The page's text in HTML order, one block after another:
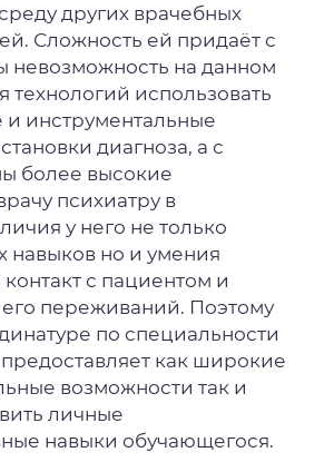
других врачебных
Сложность ей придаёт с
невозможность на данном
технологий использовать
инструментальные
диагноза, а с
более высокие
психиатру в
у него не только
навыков но и умения
контакт с пациентом и
его переживаний. Поэтому
по специальности
как широкие
возможности так и
личные
навыки обучающегося.